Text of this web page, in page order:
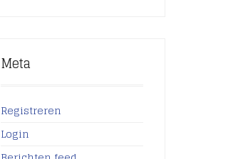
Meta
Registreren
Login